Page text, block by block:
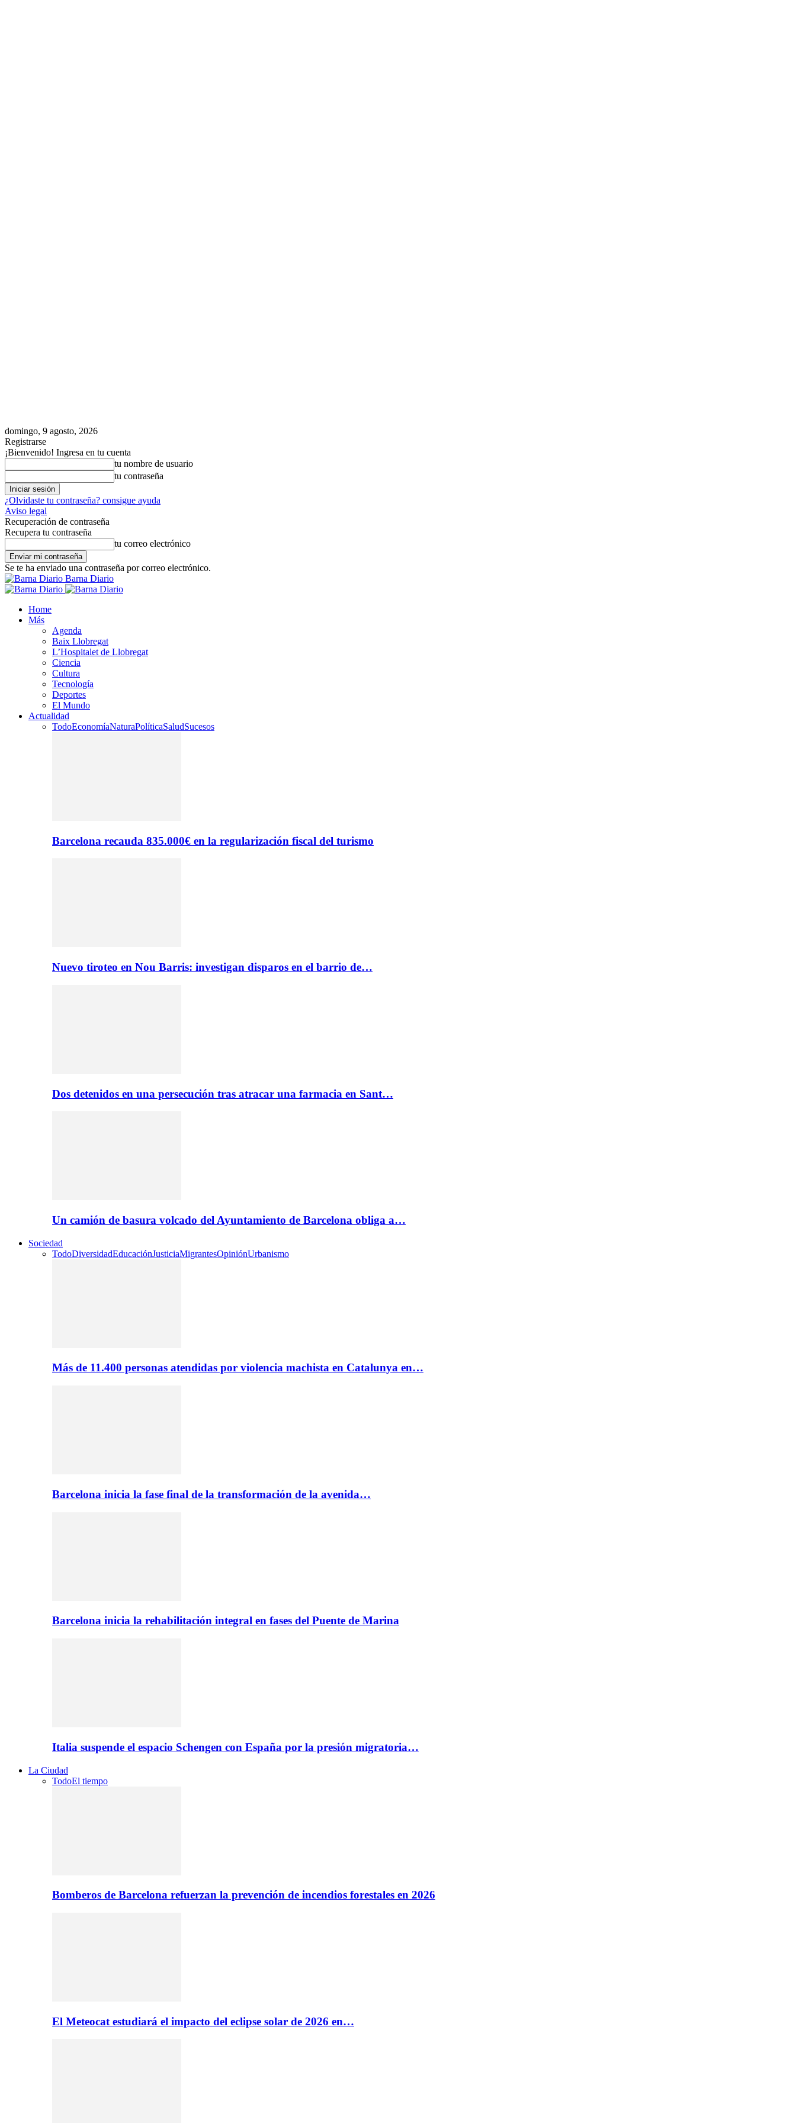
domingo, 9 agosto, 2026
Registrarse
¡Bienvenido! Ingresa en tu cuenta
tu nombre de usuario
tu contraseña
¿Olvidaste tu contraseña? consigue ayuda
Aviso legal
Recuperación de contraseña
Recupera tu contraseña
tu correo electrónico
Se te ha enviado una contraseña por correo electrónico.
Barna Diario
Home
Más
Agenda
Baix Llobregat
L’Hospitalet de Llobregat
Ciencia
Cultura
Tecnología
Deportes
El Mundo
Actualidad
TodoEconomíaNaturaPolíticaSaludSucesos
Barcelona recauda 835.000€ en la regularización fiscal del turismo
Nuevo tiroteo en Nou Barris: investigan disparos en el barrio de…
Dos detenidos en una persecución tras atracar una farmacia en Sant…
Un camión de basura volcado del Ayuntamiento de Barcelona obliga a…
Sociedad
TodoDiversidadEducaciónJusticiaMigrantesOpiniónUrbanismo
Más de 11.400 personas atendidas por violencia machista en Catalunya en…
Barcelona inicia la fase final de la transformación de la avenida…
Barcelona inicia la rehabilitación integral en fases del Puente de Marina
Italia suspende el espacio Schengen con España por la presión migratoria…
La Ciudad
TodoEl tiempo
Bomberos de Barcelona refuerzan la prevención de incendios forestales en 2026
El Meteocat estudiará el impacto del eclipse solar de 2026 en…